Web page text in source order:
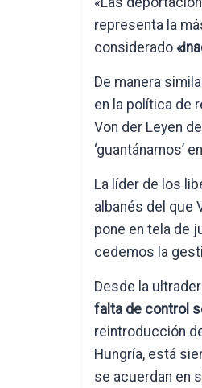
representa la
considerado
De manera
en la política de
Von der Leyen
‘guantánamos’
La líder de los
albanés del que
pone en tela de
cedemos la
Desde la
falta de control
reintroducción
Hungría, está
se acuerdan en